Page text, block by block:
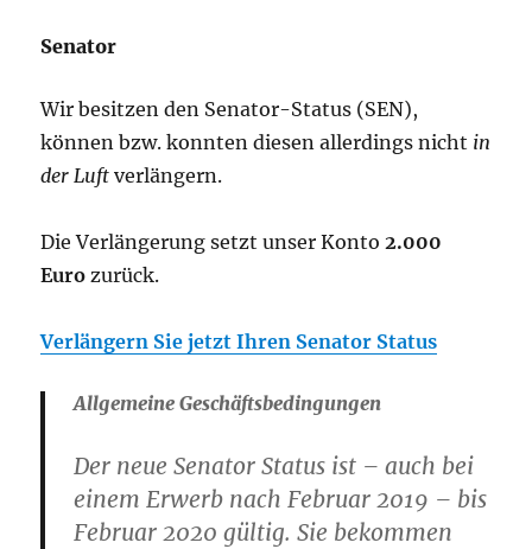
Senator
Wir besitzen den Senator-Status (SEN),
können bzw. konnten diesen allerdings nicht in
der Luft verlängern.
Die Verlängerung setzt unser Konto2.000
Euro zurück.
Verlängern Sie jetzt Ihren Senator Status
Allgemeine Geschäftsbedingungen
Der neue Senator Status ist – auch bei
einem Erwerb nach Februar 2019 – bis
Februar 2020 gültig. Sie bekommen